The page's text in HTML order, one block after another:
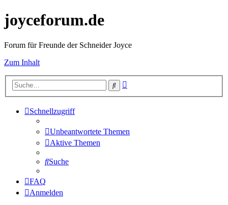
joyceforum.de
Forum für Freunde der Schneider Joyce
Zum Inhalt
Suche
Schnellzugriff
Unbeantwortete Themen
Aktive Themen
Suche
FAQ
Anmelden